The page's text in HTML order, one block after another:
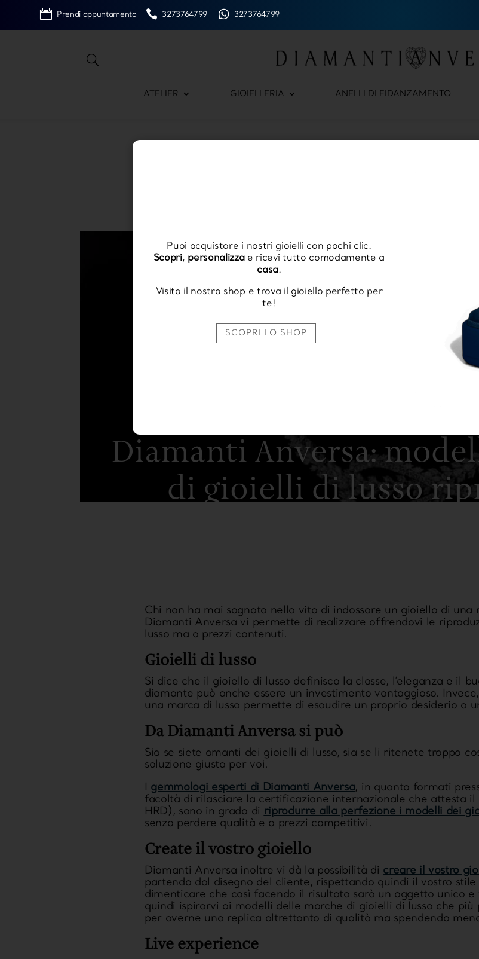
Prendi appuntamento 3273764799 3273764799
ATELIER GIOIELLERIA ANELLI DI FIDANZAMENTO
Diamanti Anversa:
di gioielli di lusso
Chi non ha mai sognato nella vita di indossare un gioiello di una
Diamanti Anversa vi permette di realizzare offrendovi le
lusso ma a prezzi contenuti.
Gioielli di lusso
Si dice che il gioiello di lusso definisca la classe, l’eleganza e il
diamante può anche essere un investimento vantaggioso.
una marca di lusso permette di esaudire un proprio desiderio a
Da Diamanti Anversa si può
Sia se siete amanti dei gioielli di lusso, sia se li ritenete troppo
soluzione giusta per voi.
gemmologi esperti di Diamanti Anversa, in quanto formati
facoltà di rilasciare la certificazione internazionale che attesta il
HRD), sono in grado di riprodurre alla perfezione i modelli dei
senza perdere qualità e a prezzi competitivi.
Create il vostro gioiello
Diamanti Anversa inoltre vi dà la possibilità di creare il vostro
partendo dal disegno del cliente, rispettando quindi il vostro stile
dimenticare che così facendo il risultato sarà un oggetto unico
quindi ispirarvi ai modelli delle marche di gioielli di lusso che
per averne una replica altrettanto di qualità ma spendendo
Live experience
Puoi acquistare i nostri gioielli con pochi clic.
Scopri, personalizzae ricevi tutto comodamente a
casa.
Visita il nostro shop e trova il gioiello perfetto per
te!
SCOPRI LO SHOP